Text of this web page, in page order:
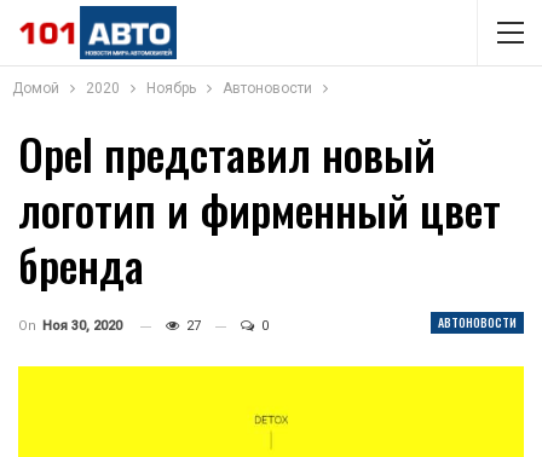
Домой 2020 Ноябрь Автоновости
Opel представил новый
логотип и фирменный цвет
бренда
АВТОНОВОСТИ
On Ноя 30, 2020 27 0